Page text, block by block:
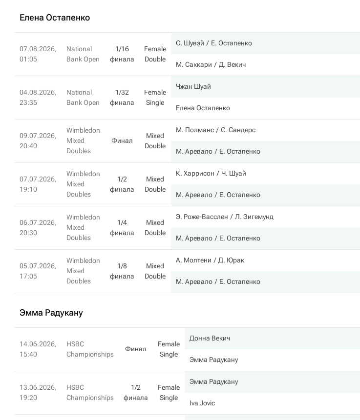
Елена Остапенко
07.08.2026,
01:05
National
Bank Open
1/16
финала
Female
Double
С. Шувэй Е. Остапенко
М. Саккари Д. Векич
04.08.2026,
23:35
National
Bank Open
1/32
финала
Female
Single
Чжан Шуай
Елена Остапенко
09.07.2026,
20:40
Wimbledon
Mixed
Doubles
Финал
Mixed
Double
М. Полманс С. Сандерс
М. Аревало Е. Остапенко
07.07.2026,
19:10
Wimbledon
Mixed
Doubles
1/2
финала
Mixed
Double
К. Харрисон Ч. Шуай
М. Аревало Е. Остапенко
06.07.2026,
20:30
Wimbledon
Mixed
Doubles
1/4
финала
Mixed
Double
Э. Роже-Васслен Л. Зигемунд
М. Аревало Е. Остапенко
05.07.2026,
17:05
Wimbledon
Mixed
Doubles
1/8
финала
Mixed
Double
А. Молтени Д. Юрак
М. Аревало Е. Остапенко
Эмма Радукану
14.06.2026,
15:40
HSBC
Championships
Финал
Female
Single
Донна Векич
Эмма Радукану
13.06.2026,
19:20
HSBC
Championships
1/2
финала
Female
Single
Эмма Радукану
Iva Jovic